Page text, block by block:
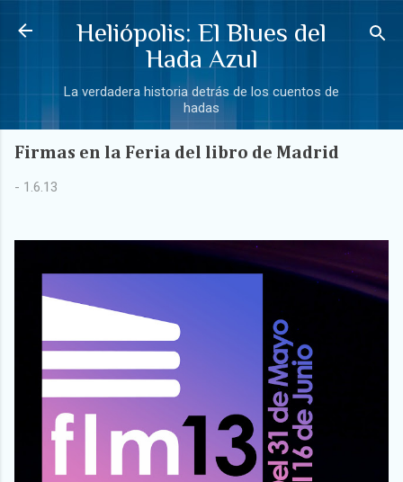
Ir al contenido principal
Heliópolis: El Blues del
Hada Azul
La verdadera historia detrás de los cuentos de
hadas
Firmas en la Feria del libro de Madrid
- 1.6.13